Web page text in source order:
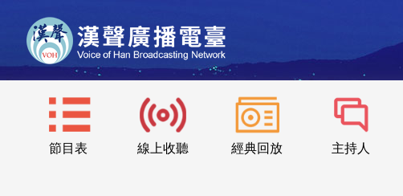
節目表 線上收聽 經典回放 主持人